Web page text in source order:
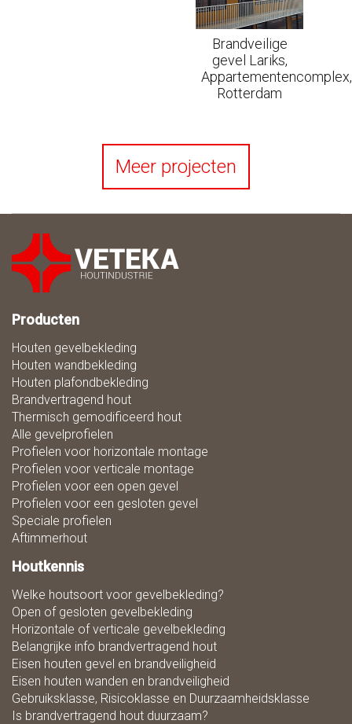
Brandveilige
gevel Lariks,
Appartementencomplex,
Rotterdam
Meer projecten
Producten
Houten gevelbekleding
Houten wandbekleding
Houten plafondbekleding
Brandvertragend hout
Thermisch gemodificeerd hout
Alle gevelprofielen
Profielen voor horizontale montage
Profielen voor verticale montage
Profielen voor een open gevel
Profielen voor een gesloten gevel
Speciale profielen
Aftimmerhout
Houtkennis
Welke houtsoort voor gevelbekleding?
Open of gesloten gevelbekleding
Horizontale of verticale gevelbekleding
Belangrijke info brandvertragend hout
Eisen houten gevel en brandveiligheid
Eisen houten wanden en brandveiligheid
Gebruiksklasse, Risicoklasse en Duurzaamheidsklasse
Is brandvertragend hout duurzaam?